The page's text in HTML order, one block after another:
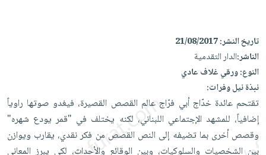
على
Android
تحميل
iKitab
على
Apple
على
Apple
العناية
الشخصية
العناية
وتصفيف
الشعر
العناية
بالجسم
والسفرة
جديد
الكل
أواني
الطهي
أدوات
متجر
الهدايا
أقسام
تاريخ النشر:21/08/2017
الناشر:الدار التقدمية
النوع:ورقي غلاف عادي
نبذة نيل وفرات:
تقتحم عائدة خدّاج أبي فرّاج عالم القصص القصيرة، فيغدو صوتها راوياً
إضافياً، للمشهد الإجتماعي اللبناني، لكنه يختلف في "قمر يودع شهره"
وقصص أخرى بما تضيفه إلى النص القصص من فكر نقدي، يقارب ويوازن